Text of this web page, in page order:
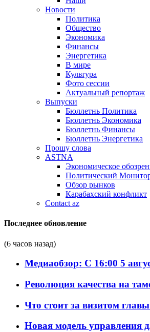
Новости
Политика
Общество
Экономика
Финансы
Энергетика
В мире
Культура
Фото сессии
Актуальный репортаж
Выпуски
Бюллетнь Политика
Бюллетнь Экономика
Бюллетнь Финансы
Бюллетнь Энергетика
Прошу слова
ASTNA
Экономическое
Политический
Обзор рынков
Карабахский конфликт
Contact az
Последнее обновление
(6 часов назад)
Медиаобзор: С 16:00 5
Революция качества на
Что стоит за визитом
Новая модель управления